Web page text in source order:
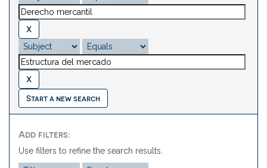
Start a new search
Add filters:
Use filters to refine the search results.